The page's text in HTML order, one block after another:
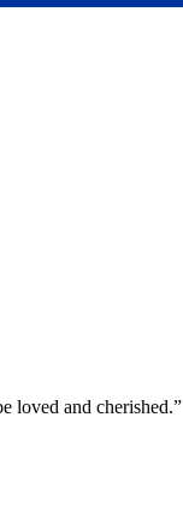
loved and cherished.”